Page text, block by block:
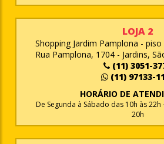
LOJA 2
Shopping Jardim Pamplona - piso
Rua Pamplona, 1704 - Jardins,
(11) 3051-
(11) 97133-
HORÁRIO DE
De Segunda à Sábado das 10h às
20h